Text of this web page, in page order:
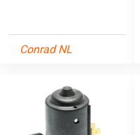
Conrad NL